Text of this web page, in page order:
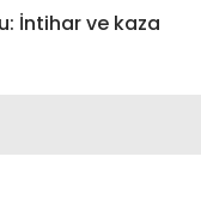
İntihar ve kaza